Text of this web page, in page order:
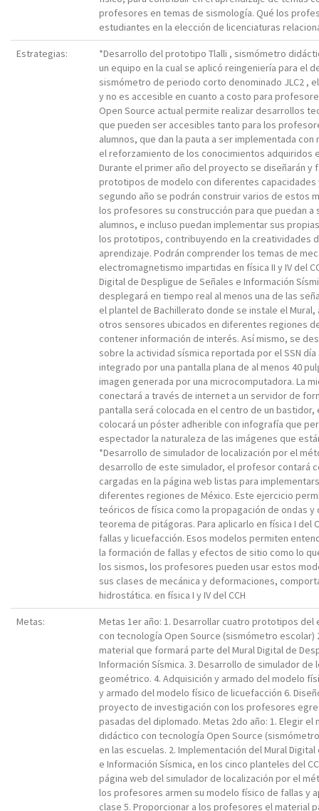
profesores en temas de sismología. Qué los
estudiantes en la elección de licenciaturas
Estrategias:
*Desarrollo del prototipo Tlalli , sismómetro
un equipo en la cual se aplicó reingeniería para el
sismómetro de periodo corto denominado JLC2 ,
y no es accesible en cuanto a costo para
Open Source actual permite realizar desarrollos
que pueden ser accesibles tanto para los
alumnos, que dan la pauta a ser implementada
el reforzamiento de los conocimientos adquiridos
Durante el primer año del proyecto se diseñarán y
prototipos de modelo con diferentes capacidades
segundo año se podrán construir varios de estos
los profesores su construcción para que puedan a
alumnos, e incluso puedan implementar sus
los prototipos, contribuyendo en la creatividades
aprendizaje. Podrán comprender los temas de
electromagnetismo impartidas en física II y IV del
Digital de Despligue de Señales e Información
desplegará en tiempo real al menos una de las
el plantel de Bachillerato donde se instale el
otros sensores ubicados en diferentes regiones
contener información de interés. Así mismo, se
sobre la actividad sísmica reportada por el SSN día
integrado por una pantalla plana de al menos 40
imagen generada por una microcomputadora. La
conectará a través de internet a un servidor de
pantalla será colocada en el centro de un bastidor,
colocará un póster adherible con infografía que
espectador la naturaleza de las imágenes que
*Desarrollo de simulador de localización por el
desarrollo de este simulador, el profesor contará
cargadas en la página web listas para
diferentes regiones de México. Este ejercicio
teóricos de física como la propagación de ondas y
teorema de pitágoras. Para aplicarlo en física I del
fallas y licuefacción. Esos modelos permiten
la formación de fallas y efectos de sitio como lo
los sismos, los profesores pueden usar estos
sus clases de mecánica y deformaciones,
hidrostática. en física I y IV del CCH
Metas:
Metas 1er año: 1. Desarrollar cuatro prototipos
con tecnología Open Source (sismómetro escolar)
material que formará parte del Mural Digital de
Información Sísmica. 3. Desarrollo de simulador
geométrico. 4. Adquisición y armado del modelo
y armado del modelo físico de licuefacción 6.
proyecto de investigación con los profesores
pasadas del diplomado. Metas 2do año: 1. Elegir
didáctico con tecnología Open Source
en las escuelas. 2. Implementación del Mural
e Información Sísmica, en los cinco planteles del
página web del simulador de localización por el
los profesores armen su modelo físico de fallas y
clase 5. Proporcionar a los profesores el material